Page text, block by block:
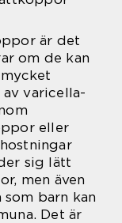
är det
om de kan
varicella-
eller
sig lätt
men även
barn kan
Det är